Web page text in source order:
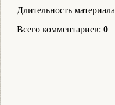
Длительность материала
Всего комментариев: 0